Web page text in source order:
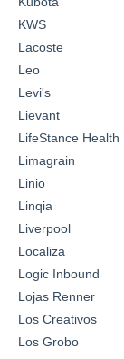
KWS
Lacoste
Leo
Levi's
Lievant
LifeStance Health
Limagrain
Linio
Linqia
Liverpool
Localiza
Logic Inbound
Lojas Renner
Los Creativos
Los Grobo